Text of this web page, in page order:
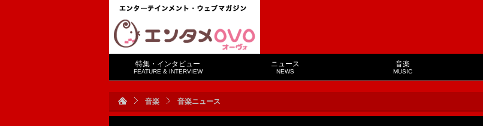
特集・インタビュー
FEATURE & INTERVIEW
ニュース
NEWS
音楽
MUSIC
音楽 音楽ニュース